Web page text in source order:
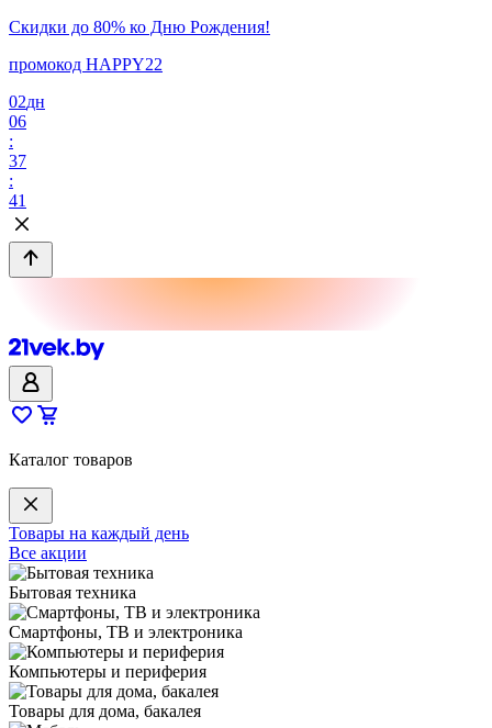
Скидки до 80% ко Дню Рождения!
промокод HAPPY22
02дн
06
:
37
:
41
Каталог товаров
Товары на каждый день
Все акции
Бытовая техника
Смартфоны, ТВ и электроника
Компьютеры и периферия
Товары для дома, бакалея